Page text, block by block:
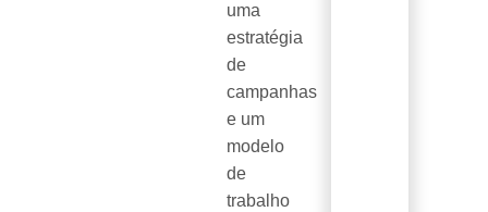
uma
estratégia
de
campanhas
e um
modelo
de
trabalho